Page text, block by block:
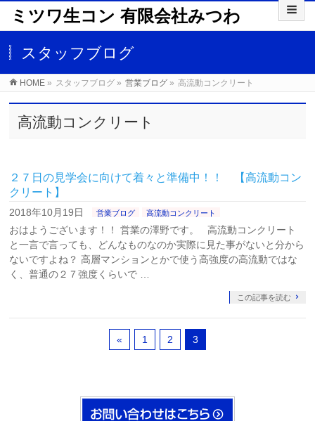
ミツワ生コン 有限会社みつわ
スタッフブログ
HOME » スタッフブログ » 営業ブログ » 高流動コンクリート
高流動コンクリート
２７日の見学会に向けて着々と準備中！！ 【高流動コン
クリート】
2018年10月19日 営業ブログ 高流動コンクリート
おはようございます！！ 営業の澤野です。 高流動コンクリート
と一言で言っても、どんなものなのか実際に見た事がないと分から
ないですよね？ 高層マンションとかで使う高強度の高流動ではな
く、普通の２７強度くらいで …
この記事を読む
« 1 2 3